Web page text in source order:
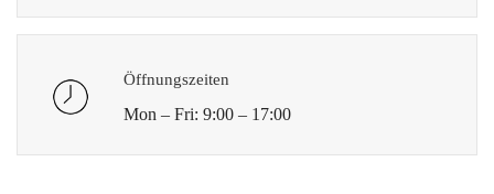
Öffnungszeiten
Mon – Fri: 9:00 – 17:00